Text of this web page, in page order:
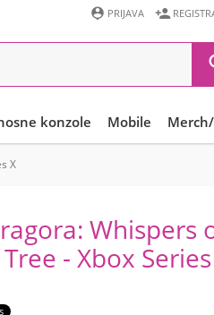

 PRIJAVA
konzole Mobile
X
Whispers
- Xbox